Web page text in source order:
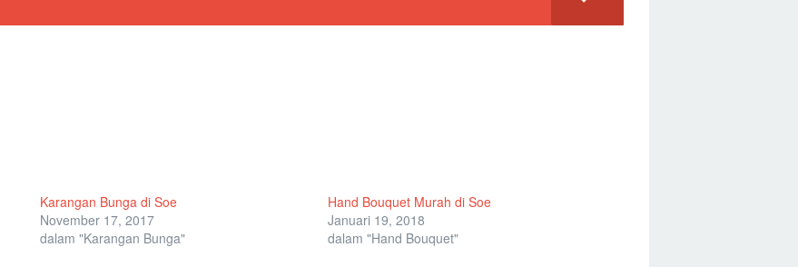
Karangan Bunga di Soe
November 17, 2017
dalam "Karangan Bunga"
Hand Bouquet Murah di Soe
Januari 19, 2018
dalam "Hand Bouquet"